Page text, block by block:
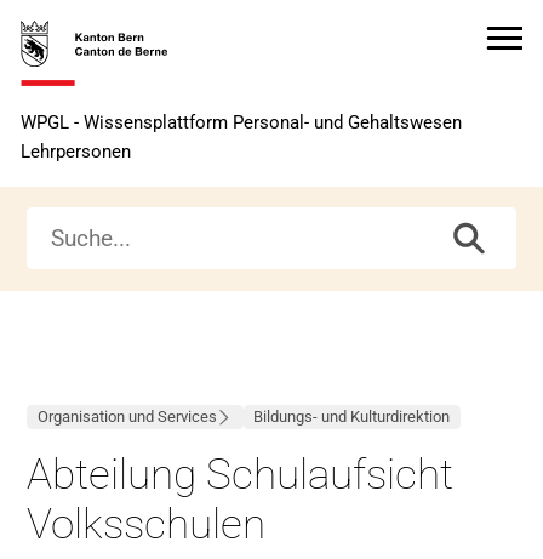
Zur
Startseite
Zur
Navigation
Zum
Hauptinhalt
Zum
Seitenende
Startseite
WPGL - Wissensplattform Personal- und Gehaltswesen
Lehrpersonen
Organisation und Services Bildungs- und Kulturdirektion
Abteilung Schulaufsicht
Volksschulen